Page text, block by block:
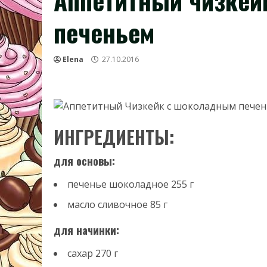
печеньем
Elena 27.10.2016
ИНГРЕДИЕНТЫ:
для основы:
печенье шоколадное 255 г
масло сливочное 85 г
для начинки:
сахар 270 г